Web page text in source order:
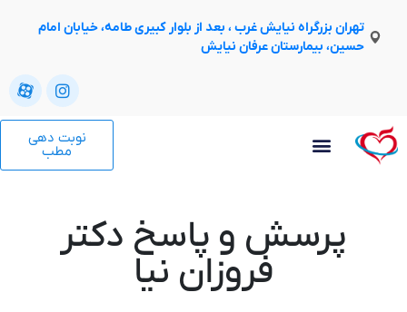
تهران بزرگراه نیایش غرب ، بعد از بلوار کبیری طامه، خیابان امام
حسین، بیمارستان عرفان نیایش
نوبت دهی
پرسش و پاسخ دکتر
فروزان نیا